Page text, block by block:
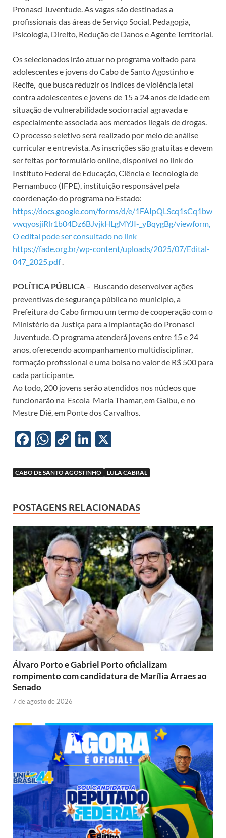
b
o
o
k
s
A
p
p
y
Li
n
k
e
dI
n
Pronasci Juventude. As vagas são destinadas a
profissionais das áreas de Serviço Social, Pedagogia,
Psicologia, Direito, Redução de Danos e Agente Territorial.
Os selecionados irão atuar no programa voltado para
adolescentes e jovens do Cabo de Santo Agostinho e
Recife, que busca reduzir os índices de violência letal
contra adolescentes e jovens de 15 a 24 anos de idade em
situação de vulnerabilidade sociorracial agravada e
especialmente associada aos mercados ilegais de drogas.
O processo seletivo será realizado por meio de análise
curricular e entrevista. As inscrições são gratuitas e devem
ser feitas por formulário online, disponível no link do
Instituto Federal de Educação, Ciência e Tecnologia de
Pernambuco (IFPE), instituição responsável pela
coordenação do programa no Estado:
https://docs.google.com/forms/d/e/1FAIpQLScq1sCq1bw
vwqyosjiRlr1b04Dz6BJvjkHLgMYJI-_yBqygBg/viewform,
O edital pode ser consultado no link
https://fade.org.br/wp-content/uploads/2025/07/Edital-
047_2025.pdf.
POLÍTICA PÚBLICA – Buscando desenvolver ações
preventivas de segurança pública no município, a
Prefeitura do Cabo firmou um termo de cooperação com o
Ministério da Justiça para a implantação do Pronasci
Juventude. O programa atenderá jovens entre 15 e 24
anos, oferecendo acompanhamento multidisciplinar,
formação profissional e uma bolsa no valor de R$ 500 para
cada participante.
Ao todo, 200 jovens serão atendidos nos núcleos que
funcionarão na Escola Maria Thamar, em Gaibu, e no
Mestre Dié, em Ponte dos Carvalhos.
F
e
o
o
k
W
at
A
p
p
C
p
Li
n
k
Li
k
dI
n
CABO DE SANTO AGOSTINHO LULA CABRAL
POSTAGENS RELACIONADAS
Álvaro Porto e Gabriel Porto oficializam
rompimento com candidatura de Marília Arraes ao
Senado
7 de agosto de 2026